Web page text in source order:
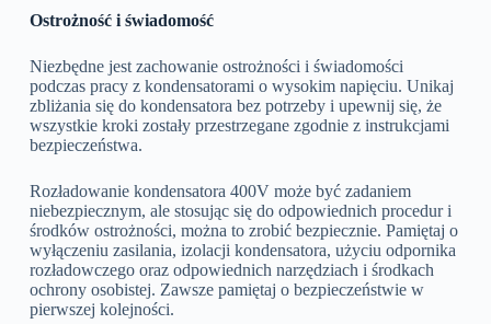
Ostrożność i świadomość
Niezbędne jest zachowanie ostrożności i świadomości
podczas pracy z kondensatorami o wysokim napięciu. Unikaj
zbliżania się do kondensatora bez potrzeby i upewnij się, że
wszystkie kroki zostały przestrzegane zgodnie z instrukcjami
bezpieczeństwa.
Rozładowanie kondensatora 400V może być zadaniem
niebezpiecznym, ale stosując się do odpowiednich procedur i
środków ostrożności, można to zrobić bezpiecznie. Pamiętaj o
wyłączeniu zasilania, izolacji kondensatora, użyciu odpornika
rozładowczego oraz odpowiednich narzędziach i środkach
ochrony osobistej. Zawsze pamiętaj o bezpieczeństwie w
pierwszej kolejności.